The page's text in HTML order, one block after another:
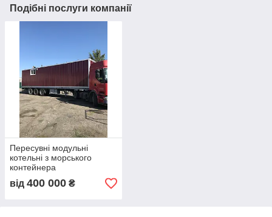
Подібні послуги компанії
Пересувні модульні
котельні з морського
контейнера
від 400 000 ₴